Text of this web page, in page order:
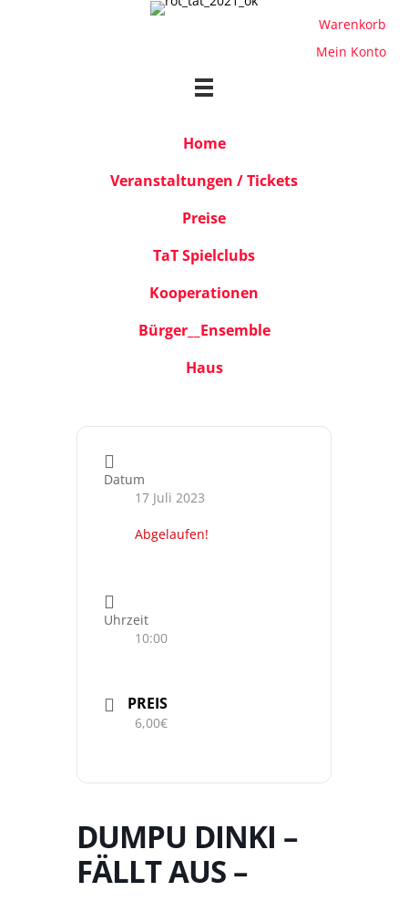
Warenkorb
Mein Konto
Home
Veranstaltungen / Tickets
Preise
TaT Spielclubs
Kooperationen
Bürger__Ensemble
Haus
Datum
17 Juli 2023
Abgelaufen!
Uhrzeit
10:00
PREIS
6,00€
DUMPU DINKI –
FÄLLT AUS –